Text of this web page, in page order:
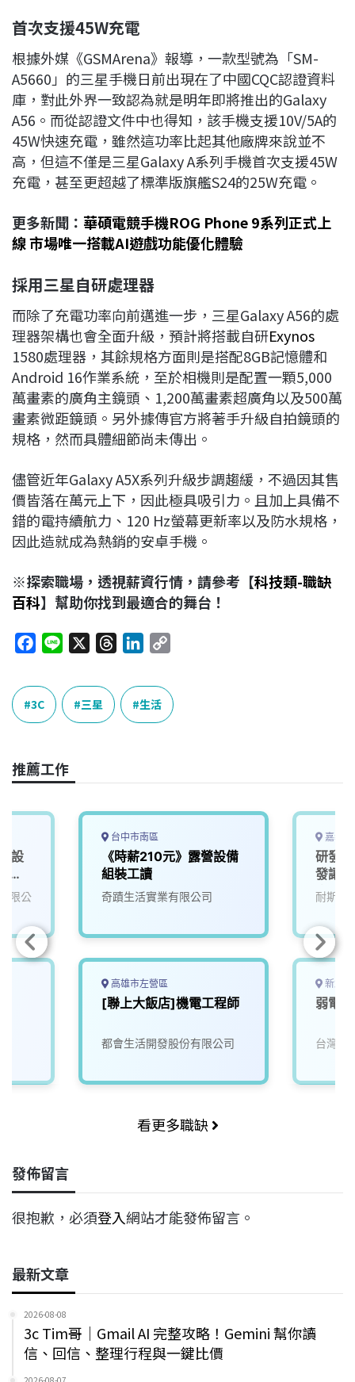
首次支援45W充電
根據外媒《GSMArena》報導，一款型號為「SM-
A5660」的三星手機日前出現在了中國CQC認證資料
庫，對此外界一致認為就是明年即將推出的Galaxy
A56。而從認證文件中也得知，該手機支援10V/5A的
45W快速充電，雖然這功率比起其他廠牌來說並不
高，但這不僅是三星Galaxy A系列手機首次支援45W
充電，甚至更超越了標準版旗艦S24的25W充電。
更多新聞： 華碩電競手機ROG Phone 9系列正式上
線 市場唯一搭載AI遊戲功能優化體驗
採用三星自研處理器
而除了充電功率向前邁進一步，三星Galaxy A56的處
理器架構也會全面升級，預計將搭載自研Exynos
1580處理器，其餘規格方面則是搭配8GB記憶體和
Android 16作業系統，至於相機則是配置一顆5,000
萬畫素的廣角主鏡頭、1,200萬畫素超廣角以及500萬
畫素微距鏡頭。另外據傳官方將著手升級自拍鏡頭的
規格，然而具體細節尚未傳出。
儘管近年Galaxy A5X系列升級步調趨緩，不過因其售
價皆落在萬元上下，因此極具吸引力。且加上具備不
錯的電持續航力、120 Hz螢幕更新率以及防水規格，
因此造就成為熱銷的安卓手機。
※探索職場，透視薪資行情，請參考【科技類-職缺
百科】幫助你找到最適合的舞台！
c
e
b
o
k
e
e
n
k
e
n
y
k
3C 三星 生活
推薦工作
設
新
限公
台中市南區
《時薪210元》露營設備
組裝工讀
奇蹟生活實業有限公司
高雄市左營區
[聯上大飯店]機電工程師
都會生活開發股份有限公司
嘉義
研發
發讓
來)2
耐斯企
新北
弱電
台灣寶
看更多職缺
發佈留言
很抱歉，必須登入網站才能發佈留言。
最新文章
2026-08-08
3c Tim哥｜Gmail AI 完整攻略！Gemini 幫你讀
信、回信、整理行程與一鍵比價